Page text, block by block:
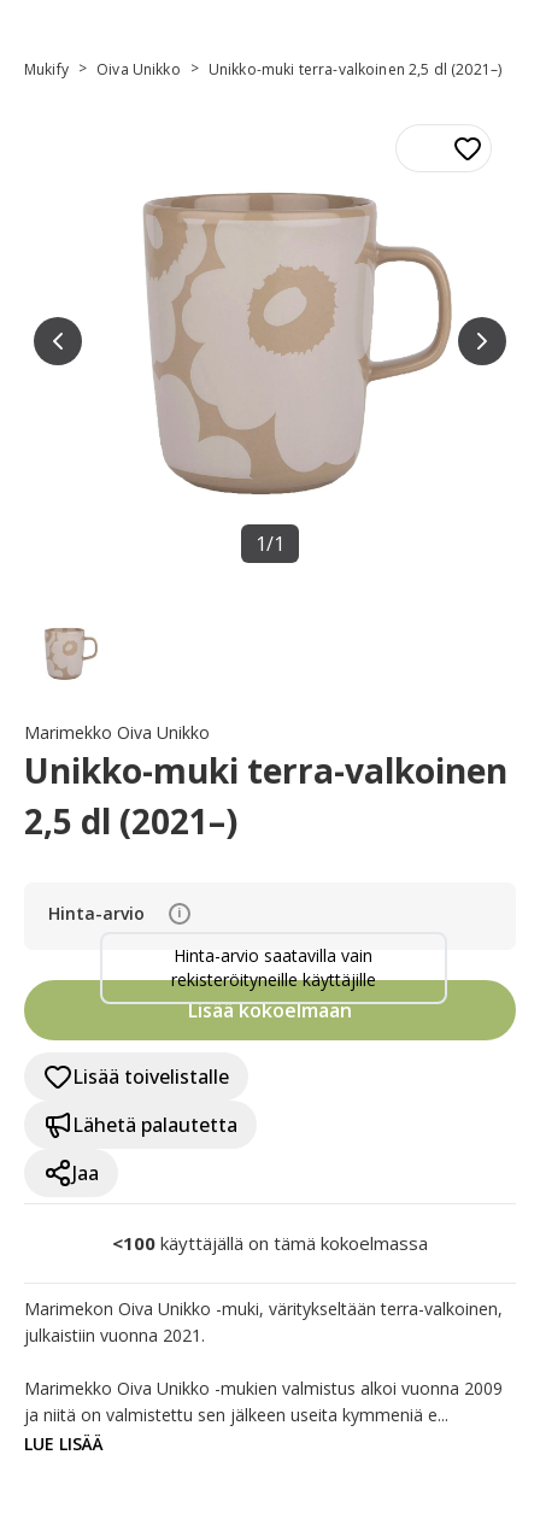
Mukify > Oiva Unikko > Unikko-muki terra-valkoinen 2,5 dl (2021–)
1/1
Marimekko Oiva Unikko
Unikko-muki terra-valkoinen
2,5 dl (2021–)
Hinta-arvio i
Hinta-arvio saatavilla vain
rekisteröityneille käyttäjille
Lisää kokoelmaan
Lisää toivelistalle
Lähetä palautetta
Jaa
<100 käyttäjällä on tämä kokoelmassa
Marimekon Oiva Unikko -muki, väritykseltään terra-valkoinen,
julkaistiin vuonna 2021.
Marimekko Oiva Unikko -mukien valmistus alkoi vuonna 2009
ja niitä on valmistettu sen jälkeen useita kymmeniä e...
LUE LISÄÄ